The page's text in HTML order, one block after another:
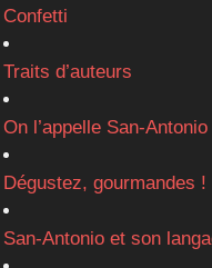
Confetti
Traits d’auteurs
On l’appelle San-Antonio
Dégustez, gourmandes !
San-Antonio et son